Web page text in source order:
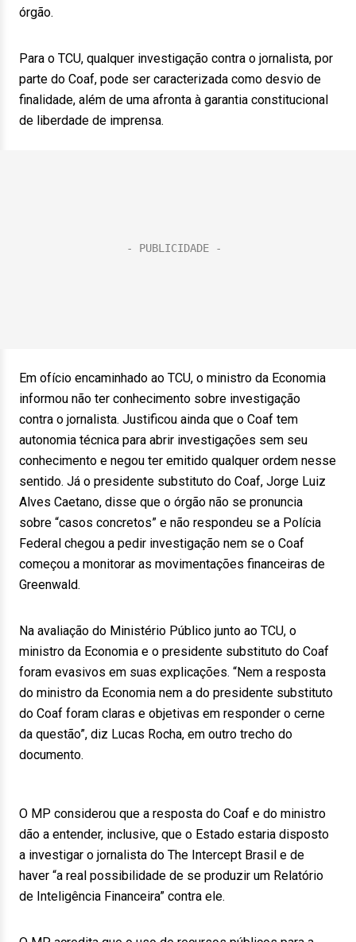
órgão.
Para o TCU, qualquer investigação contra o jornalista, por
parte do Coaf, pode ser caracterizada como desvio de
finalidade, além de uma afronta à garantia constitucional
de liberdade de imprensa.
Em ofício encaminhado ao TCU, o ministro da Economia
informou não ter conhecimento sobre investigação
contra o jornalista. Justificou ainda que o Coaf tem
autonomia técnica para abrir investigações sem seu
conhecimento e negou ter emitido qualquer ordem nesse
sentido. Já o presidente substituto do Coaf, Jorge Luiz
Alves Caetano, disse que o órgão não se pronuncia
sobre “casos concretos” e não respondeu se a Polícia
Federal chegou a pedir investigação nem se o Coaf
começou a monitorar as movimentações financeiras de
Greenwald.
Na avaliação do Ministério Público junto ao TCU, o
ministro da Economia e o presidente substituto do Coaf
foram evasivos em suas explicações. “Nem a resposta
do ministro da Economia nem a do presidente substituto
do Coaf foram claras e objetivas em responder o cerne
da questão”, diz Lucas Rocha, em outro trecho do
documento.
O MP considerou que a resposta do Coaf e do ministro
dão a entender, inclusive, que o Estado estaria disposto
a investigar o jornalista do The Intercept Brasil e de
haver “a real possibilidade de se produzir um Relatório
de Inteligência Financeira” contra ele.